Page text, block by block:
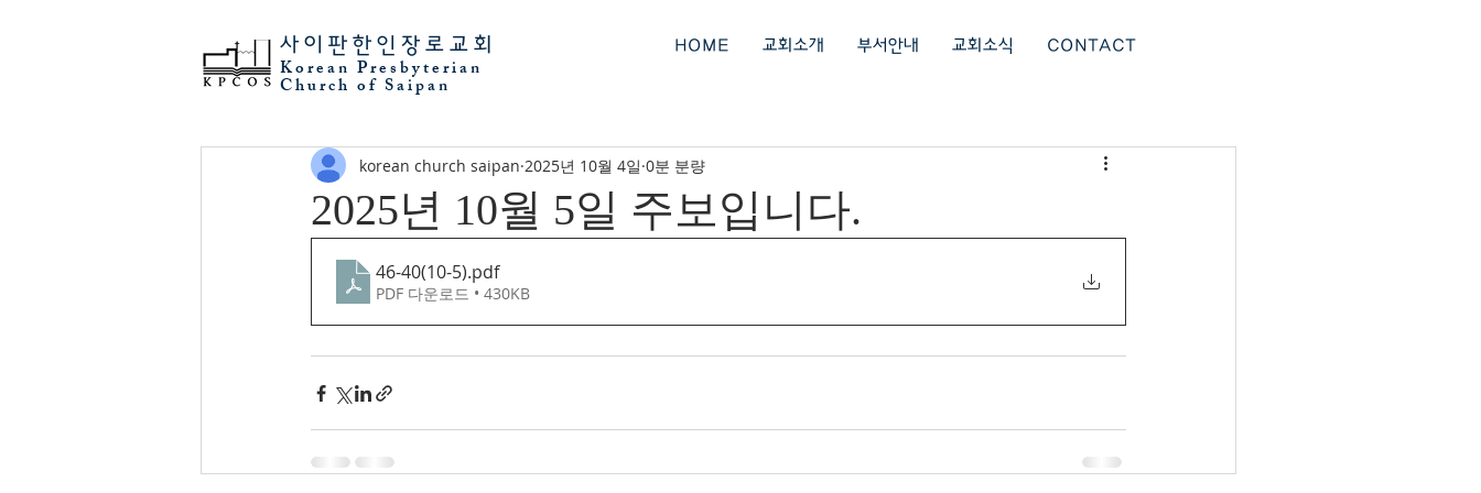
HOME 교회소개 부서안내 교회소식 CONTACT
사이판 한인장로교회
Korean Presbyterian
Church of Saipan
2025년 10월 5일 주보입니다.
korean church saipan 2025년 10월 4일 0분 분량
46-40(10-5).pdf
PDF 다운로드 • 430KB